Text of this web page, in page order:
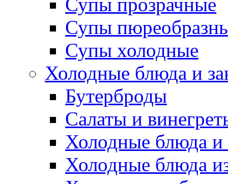
Супы
Супы холодные
Холодные блюда и
Бутерброды
Салаты и
Холодные блюда и
Холодные блюда